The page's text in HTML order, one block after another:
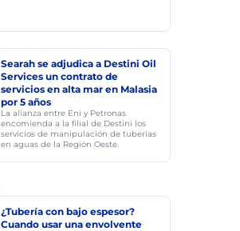
Searah se adjudica a Destini Oil
Services un contrato de
servicios en alta mar en Malasia
por 5 años
La alianza entre Eni y Petronas
encomienda a la filial de Destini los
servicios de manipulación de tuberías
en aguas de la Región Oeste.
¿Tubería con bajo espesor?
Cuando usar una envolvente